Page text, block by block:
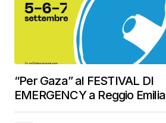
“Per Gaza” al FESTIVAL DI
EMERGENCY a Reggio Emilia